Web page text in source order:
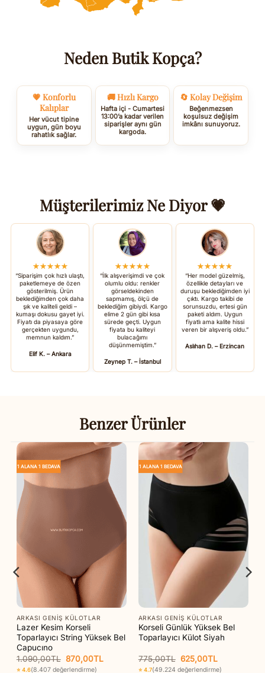
Neden Butik Kopça?
💗 Konforlu
Kalıplar
Her vücut tipine
uygun, gün boyu
rahatlık sağlar.
🚚 Hızlı Kargo
Hafta içi - Cumartesi
13:00’a kadar verilen
siparişler aynı gün
kargoda.
🔄 Kolay Değişim
Beğenmezsen
koşulsuz değişim
imkânı sunuyoruz.
Müşterilerimiz Ne Diyor 💗
★★★★★
“Siparişim çok hızlı ulaştı,
paketlemeye de özen
gösterilmiş. Ürün
beklediğimden çok daha
şık ve kaliteli geldi –
kumaşı dokusu gayet iyi.
Fiyatı da piyasaya göre
gerçekten uygundu,
memnun kaldım.”
Elif K. – Ankara
★★★★★
“İlk alışverişimdi ve çok
olumlu oldu: renkler
görseldekinden
sapmamış, ölçü de
beklediğim gibiydi. Kargo
elime 2 gün gibi kısa
sürede geçti. Uygun
fiyata bu kaliteyi
bulacağımı
düşünmemiştim.”
Zeynep T. – İstanbul
★★★★★
“Her model güzelmiş,
özellikle detayları ve
duruşu beklediğimden iyi
çıktı. Kargo takibi de
sorunsuzdu, ertesi gün
paketi aldım. Uygun
fiyatlı ama kalite hissi
veren bir alışveriş oldu.”
Aslıhan D. – Erzincan
Benzer Ürünler
1 ALANA 1 BEDAVA
ARKASI GENIŞ KÜLOTLAR
Lazer Kesim Korseli
Toparlayıcı String Yüksek Bel
Capucıno
1.090,00TL Orijinal
fiyat:
870,00TL
⭐ 4.6(8.407 değerlendirme)
1 ALANA 1 BEDAVA
ARKASI GENIŞ KÜLOTLAR
Korseli Günlük Yüksek Bel
Toparlayıcı Külot Siyah
775,00TL Orijinal
fiyat:
625,00TL
andaki
⭐ 4.7(49.224 değerlendirme)